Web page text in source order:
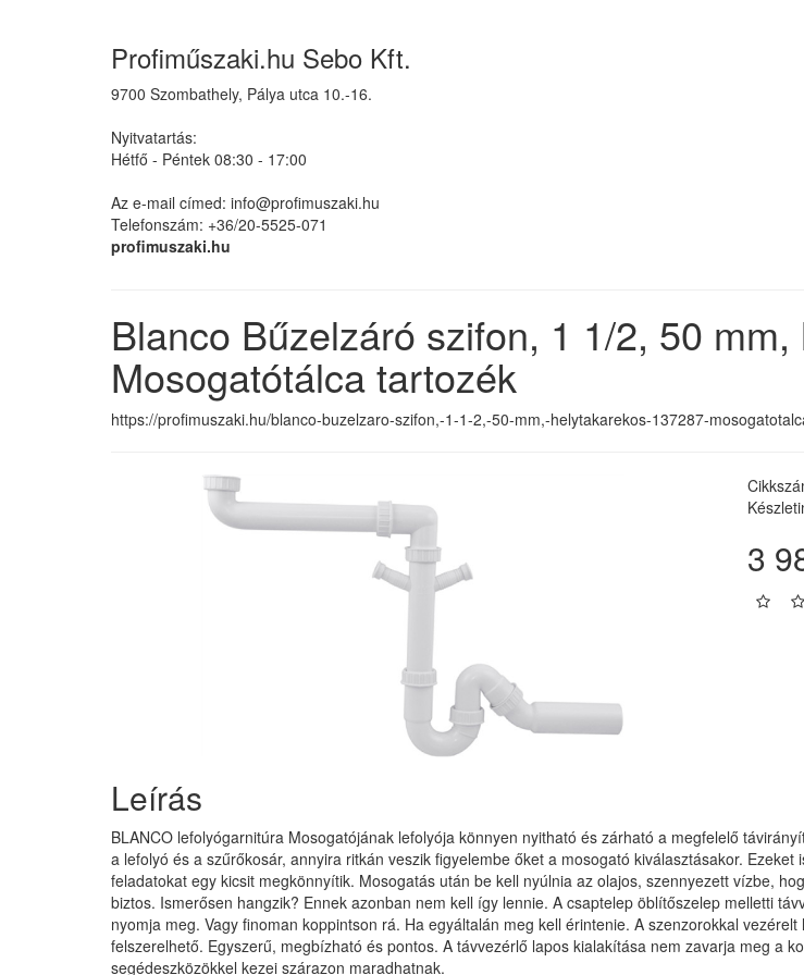
Profiműszaki.hu Sebo Kft.
9700 Szombathely, Pálya utca 10.-16.
Nyitvatartás:
Hétfő - Péntek 08:30 - 17:00
Az e-mail címed: info@profimuszaki.hu
Telefonszám: +36/20-5525-071
profimuszaki.hu
Blanco Bűzelzáró szifon, 1 1/2, 50
Mosogatótálca tartozék
https://profimuszaki.hu/blanco-buzelzaro-szifon,-1-1-2,-50-mm,-helytakarekos-137287-
3
Leírás
BLANCO lefolyógarnitúra Mosogatójának lefolyója könnyen nyitható és zárható a megfelelő
a lefolyó és a szűrőkosár, annyira ritkán veszik figyelembe őket a mosogató kiválasztásakor.
feladatokat egy kicsit megkönnyítik. Mosogatás után be kell nyúlnia az olajos, szennyezett vízbe,
biztos. Ismerősen hangzik? Ennek azonban nem kell így lennie. A csaptelep öblítőszelep melletti
nyomja meg. Vagy finoman koppintson rá. Ha egyáltalán meg kell érintenie. A szenzorokkal
felszerelhető. Egyszerű, megbízható és pontos. A távvezérlő lapos kialakítása nem zavarja meg a
segédeszközökkel kezei szárazon maradhatnak.